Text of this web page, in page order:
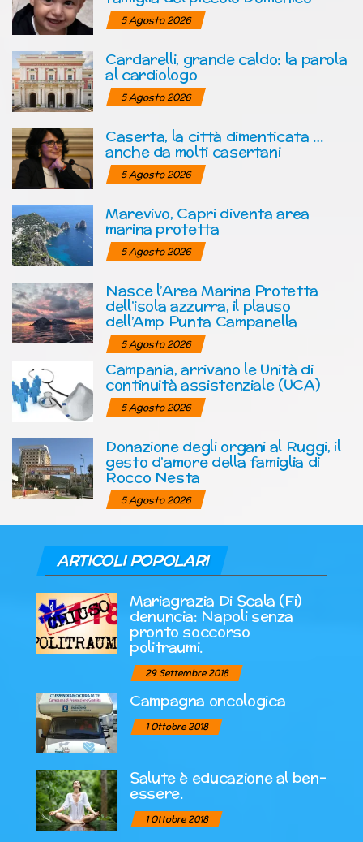
5 Agosto 2026
Cardarelli, grande caldo: la parola
al cardiologo
5 Agosto 2026
Caserta, la città dimenticata …
anche da molti casertani
5 Agosto 2026
Marevivo, Capri diventa area
marina protetta
5 Agosto 2026
Nasce l’Area Marina Protetta
dell’isola azzurra, il plauso
dell’Amp Punta Campanella
5 Agosto 2026
Campania, arrivano le Unità di
continuità assistenziale (UCA)
5 Agosto 2026
Donazione degli organi al Ruggi, il
gesto d’amore della famiglia di
Rocco Nesta
5 Agosto 2026
ARTICOLI POPOLARI
Mariagrazia Di Scala (Fi)
denuncia: Napoli senza
pronto soccorso
politraumi.
29 Settembre 2018
Campagna oncologica
1 Ottobre 2018
Salute è educazione al ben-
essere.
1 Ottobre 2018